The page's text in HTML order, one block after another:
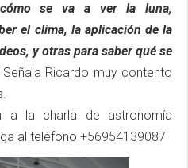
se va a ver la luna,
el clima, la aplicación de la
y otras para saber qué se
Señala Ricardo muy contento
a la charla de astronomía
al teléfono +56954139087